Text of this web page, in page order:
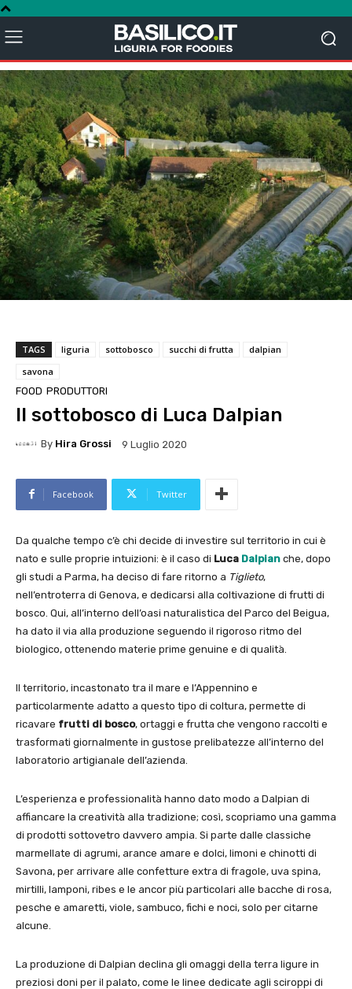
TAGS liguria sottobosco succhi di frutta
dalpian
savona
FOOD PRODUTTORI
Il sottobosco di Luca Dalpian
By Hira Grossi 9 Luglio 2020
Facebook Twitter
Da qualche tempo c’è chi decide di investire sul territorio in cui è
nato e sulle proprie intuizioni: è il caso di Luca Dalpian che, dopo
gli studi a Parma, ha deciso di fare ritorno a Tiglieto,
nell’entroterra di Genova, e dedicarsi alla coltivazione di frutti di
bosco. Qui, all’interno dell’oasi naturalistica del Parco del Beigua,
ha dato il via alla produzione seguendo il rigoroso ritmo del
biologico, ottenendo materie prime genuine e di qualità.
Il territorio, incastonato tra il mare e l’Appennino e
particolarmente adatto a questo tipo di coltura, permette di
ricavare frutti di bosco, ortaggi e frutta che vengono raccolti e
trasformati giornalmente in gustose prelibatezze all’interno del
laboratorio artigianale dell’azienda.
L’esperienza e professionalità hanno dato modo a Dalpian di
affiancare la creatività alla tradizione; così, scopriamo una gamma
di prodotti sottovetro davvero ampia. Si parte dalle classiche
marmellate di agrumi, arance amare e dolci, limoni e chinotti di
Savona, per arrivare alle confetture extra di fragole, uva spina,
mirtilli, lamponi, ribes e le ancor più particolari alle bacche di rosa,
pesche e amaretti, viole, sambuco, fichi e noci, solo per citarne
alcune.
La produzione di Dalpian declina gli omaggi della terra ligure in
preziosi doni per il palato, come le linee dedicate agli sciroppi di